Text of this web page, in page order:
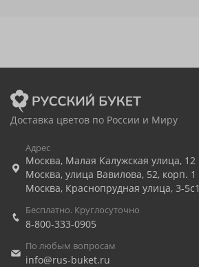
Доставка цветов по России и Миру
Адрес
Москва, Малая Калужская улица, 12
Москва, улица Вавилова, 52, корп. 1
Москва, Краснопрудная улица, 3-5с1
Бесплатно. Круглосуточно
8-800-333-0905
По любым вопросам
info@rus-buket.ru